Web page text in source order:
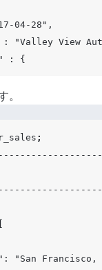
04-28",
"Valley View
: {
Beasley"
Ridgely",
。
;
[
"San